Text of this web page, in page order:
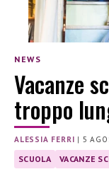
NEWS
Vacanze
troppo
ALESSIA FERRI | 5
SCUOLA VACANZE